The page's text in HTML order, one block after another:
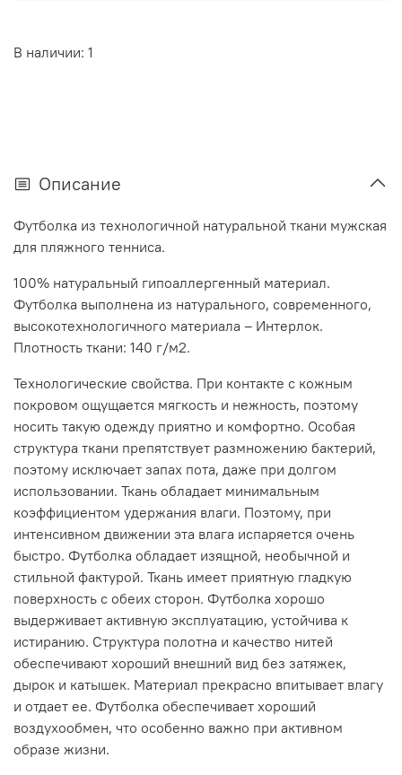
В наличии: 1
Описание
Футболка из технологичной натуральной ткани мужская
для пляжного тенниса.
100% натуральный гипоаллергенный материал.
Футболка выполнена из натурального, современного,
высокотехнологичного материала – Интерлок.
Плотность ткани: 140 г/м2.
Технологические свойства. При контакте с кожным
покровом ощущается мягкость и нежность, поэтому
носить такую одежду приятно и комфортно. Особая
структура ткани препятствует размножению бактерий,
поэтому исключает запах пота, даже при долгом
использовании. Ткань обладает минимальным
коэффициентом удержания влаги. Поэтому, при
интенсивном движении эта влага испаряется очень
быстро. Футболка обладает изящной, необычной и
стильной фактурой. Ткань имеет приятную гладкую
поверхность с обеих сторон. Футболка хорошо
выдерживает активную эксплуатацию, устойчива к
истиранию. Структура полотна и качество нитей
обеспечивают хороший внешний вид без затяжек,
дырок и катышек. Материал прекрасно впитывает влагу
и отдает ее. Футболка обеспечивает хороший
воздухообмен, что особенно важно при активном
образе жизни.